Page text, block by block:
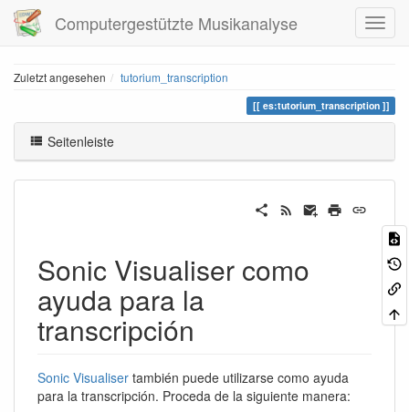
Computergestützte Musikanalyse
Zuletzt angesehen tutorium_transcription
es:tutorium_transcription
Seitenleiste
Sonic Visualiser como
ayuda para la
transcripción
Sonic Visualiser también puede utilizarse como ayuda
para la transcripción. Proceda de la siguiente manera: